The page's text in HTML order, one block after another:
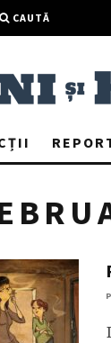
CAUTĂ